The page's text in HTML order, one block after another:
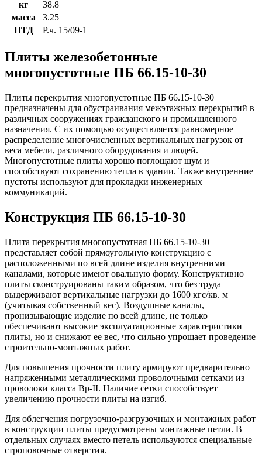
кг
38.8
масса
3.25
НТД
Р.ч. 15/09-1
Плиты железобетонные
многопустотные ПБ 66.15-10-30
Плиты перекрытия многопустотные ПБ 66.15-10-30
предназначены для обустраивания межэтажных перекрытий в
различных сооружениях гражданского и промышленного
назначения. С их помощью осуществляется равномерное
распределение многочисленных вертикальных нагрузок от
веса мебели, различного оборудования и людей.
Многопустотные плиты хорошо поглощают шум и
способствуют сохранению тепла в здании. Также внутренние
пустоты используют для прокладки инженерных
коммуникаций.
Конструкция ПБ 66.15-10-30
Плита перекрытия многопустотная ПБ 66.15-10-30
представляет собой прямоугольную конструкцию с
расположенными по всей длине изделия внутренними
каналами, которые имеют овальную форму. Конструктивно
плиты сконструированы таким образом, что без труда
выдерживают вертикальные нагрузки до 1600 кгс/кв. м
(учитывая собственный вес). Воздушные каналы,
пронизывающие изделие по всей длине, не только
обеспечивают высокие эксплуатационные характеристики
плиты, но и снижают ее вес, что сильно упрощает проведение
строительно-монтажных работ.
Для повышения прочности плиту армируют предварительно
напряженными металлическими проволочными сетками из
проволоки класса Вр-II. Наличие сетки способствует
увеличению прочности плиты на изгиб.
Для облегчения погрузочно-разгрузочных и монтажных работ
в конструкции плиты предусмотрены монтажные петли. В
отдельных случаях вместо петель используются специальные
строповочные отверстия.